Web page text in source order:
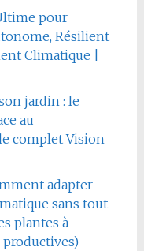
pour
Résilient
Climatique |
jardin : le
au
complet Vision
adapter
sans tout
plantes à